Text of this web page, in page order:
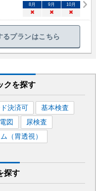
8 月 9 月 10月
× × ×
るプランはこちら
クを探す
決済可
基本検査
図
尿検査
（胃透視）
探す